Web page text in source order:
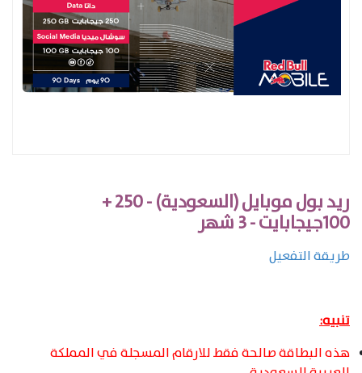
ريد بول موبايل (السعودية) - 250 +
100جيجابايت - 3 شهر
طريقة التفعيل
تنبيه:
هذه البطاقة صالحة فقط للارقام المسجلة في المملكة